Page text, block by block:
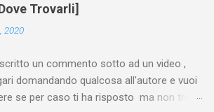
Trovarli]
2020
un commento sotto ad un video ,
domandando qualcosa all'autore e vuoi
se per caso ti ha risposto ma non trovi